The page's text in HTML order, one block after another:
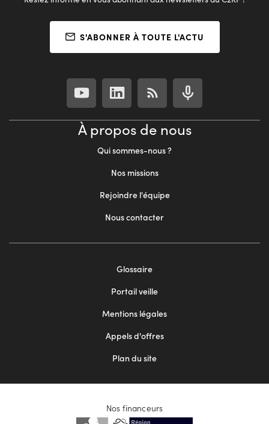
S'ABONNER À TOUTE L'ACTU
À propos de nous
Qui sommes-nous ?
Nos missions
Rejoindre l'équipe
Nous contacter
Glossaire
Portail veille
Mentions légales
Appels d'offres
Plan du site
Nos financeurs